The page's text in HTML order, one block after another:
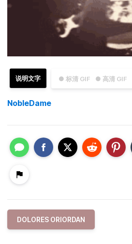
● 标清 GIF ● 高清 GIF
说明文字
NobleDame
DOLORES ORIORDAN